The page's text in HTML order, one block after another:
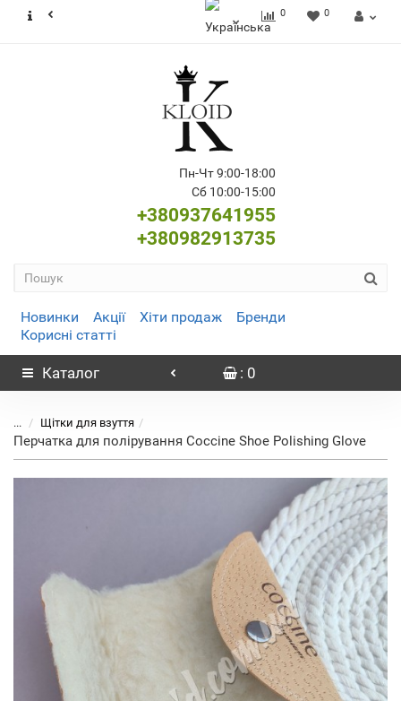
0 0
Пн-Чт 9:00-18:00
Сб 10:00-15:00
+380937641955
+380982913735
Новинки Акції Хіти продаж
Бренди
Корисні статті
Каталог : 0
... Щітки для взуття
Перчатка для полірування Coccine Shoe Polishing Glove